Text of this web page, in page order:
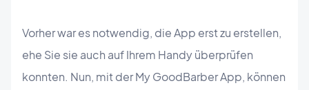
Vorher war es notwendig, die App erst zu erstellen,
ehe Sie sie auch auf Ihrem Handy überprüfen
konnten. Nun, mit der My GoodBarber App, können